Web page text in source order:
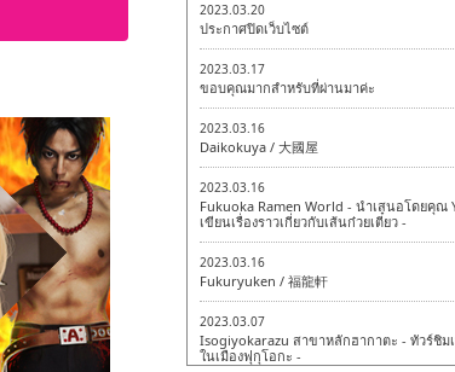
2023.03.20
ประกาศปิดเว็บไซต์
2023.03.17
ขอบคุณมากสำหรับที่ผ่านมาค่ะ
2023.03.16
Daikokuya / 大國屋
2023.03.16
Fukuoka Ramen World - นำเสนอโดยคุณ
เขียนเรื่องราวเกี่ยวกับเส้นก๋วยเตี๋ยว -
2023.03.16
Fukuryuken / 福龍軒
2023.03.07
Isogiyokarazu สาขาหลักฮากาตะ - ทัวร์ชิม
ในเมืองฟุกุโอกะ -